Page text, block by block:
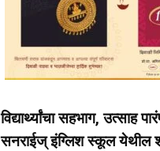
विद्यार्थ्यांचा सहभाग, उत्साह
सनराईज् इंग्लिश स्कूल येथील